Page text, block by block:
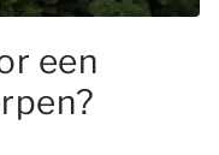
een